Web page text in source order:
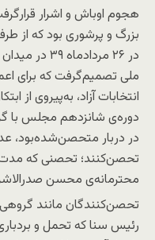
هجوم اوباش و اشرار
بزرگ و پرشوری بود که از
در ۲۶
ملی تصمیم‌گرفت که برای
انتخابات آزاد، به‌پیروی از
دوره‌ی شانزدهم مجلس با
در دربار متحصن‌شده‌بود،
تحصن‌کنند؛ تحصنی که مدت
محترمانه‌ی محسن
تحصن‌کنندگان مانند گروهی
رئیس سنا که تحمل و